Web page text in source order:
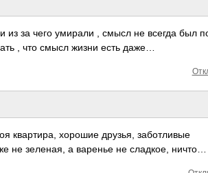
из за чего умирали , смысл не всегда был
, что смысл жизни есть даже…
квартира, хорошие друзья, заботливые
не зеленая, а варенье не сладкое, ничто…